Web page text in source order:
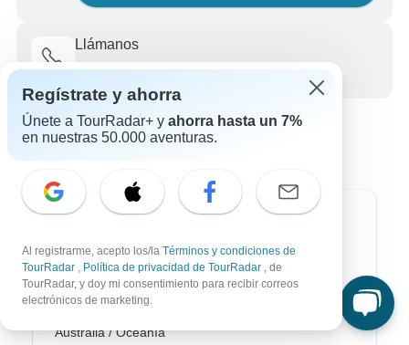
Llámanos
Destinos más populares
África
Asia
Australia / Oceanía
Regístrate y ahorra
Únete a TourRadar+ y ahorra hasta un 7%
en nuestras 50.000 aventuras.
Al registrarme, acepto los/la Términos y condiciones de
TourRadar , Política de privacidad de TourRadar , de
TourRadar, y doy mi consentimiento para recibir correos
electrónicos de marketing.